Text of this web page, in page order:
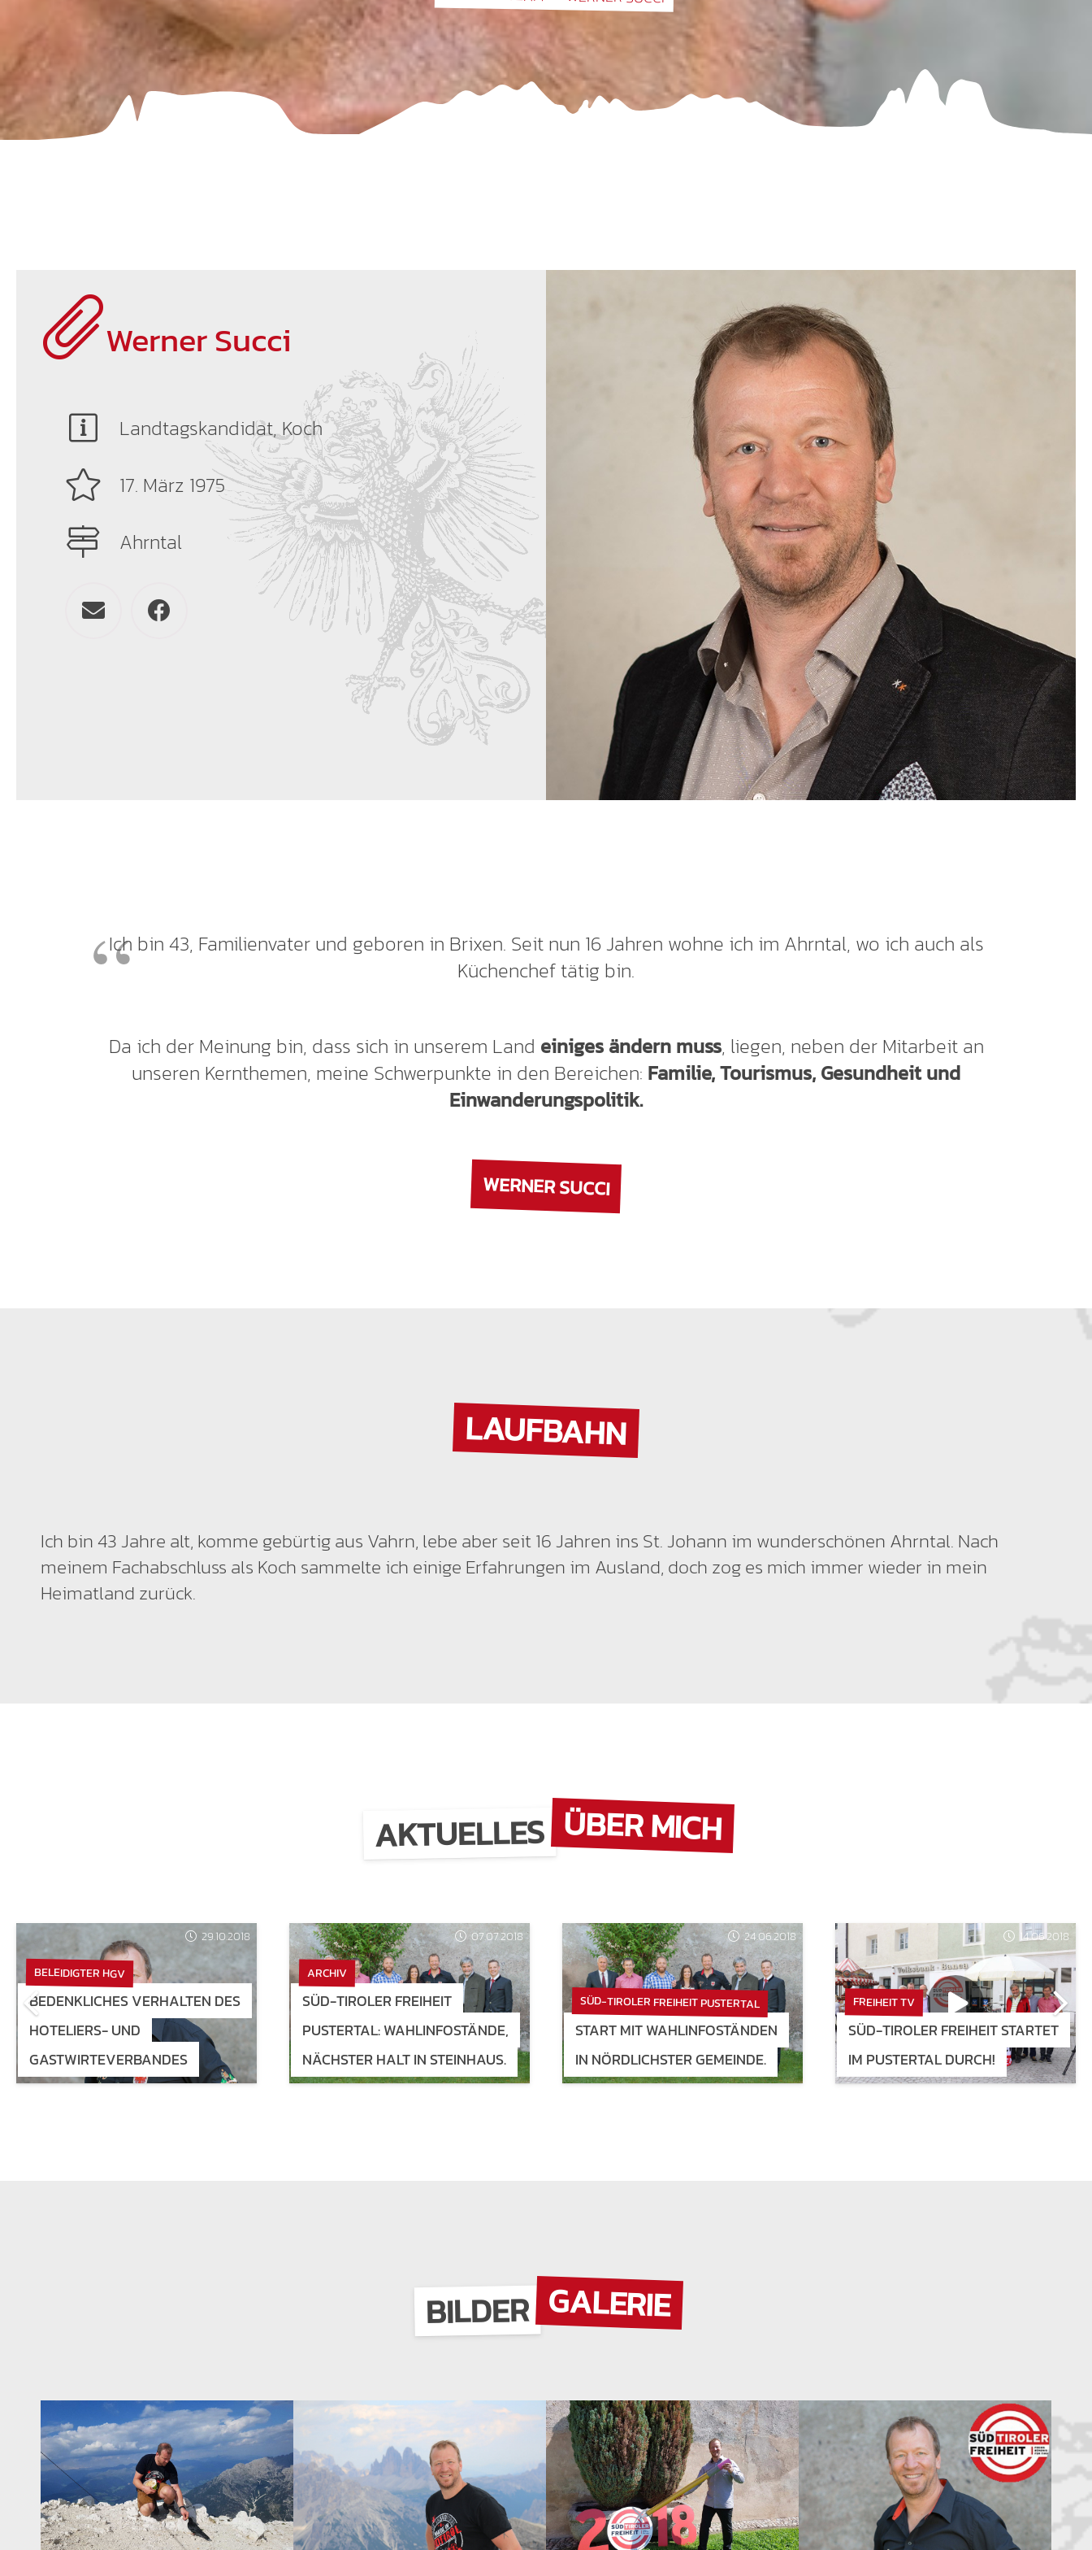
Werner Succi
Landtagskandidat, Koch
17. März 1975
Ahrntal
Ich bin 43, Familienvater und geboren in Brixen. Seit nun 16 Jahren wohne ich im Ahrntal, wo ich auch als
Küchenchef tätig bin.
Da ich der Meinung bin, dass sich in unserem Land einiges ändern muss, liegen, neben der Mitarbeit an
unseren Kernthemen, meine Schwerpunkte in den Bereichen: Familie, Tourismus, Gesundheit und
Einwanderungspolitik.
WERNER SUCCI
LAUFBAHN
Ich bin 43 Jahre alt, komme gebürtig aus Vahrn, lebe aber seit 16 Jahren ins St. Johann im wunderschönen Ahrntal. Nach
meinem Fachabschluss als Koch sammelte ich einige Erfahrungen im Ausland, doch zog es mich immer wieder in mein
Heimatland zurück.
AKTUELLES ÜBER MICH
29.10.2018
BELEIDIGTER HGV
BEDENKLICHES VERHALTEN DES
HOTELIERS- UND
GASTWIRTEVERBANDES
07.07.2018
ARCHIV
SÜD-TIROLER FREIHEIT
PUSTERTAL: WAHLINFOSTÄNDE,
NÄCHSTER HALT IN STEINHAUS.
24.06.2018
SÜD-TIROLER FREIHEIT PUSTERTAL
START MIT WAHLINFOSTÄNDEN
IN NÖRDLICHSTER GEMEINDE.
14.06.2018
FREIHEIT TV
SÜD-TIROLER FREIHEIT STARTET
IM PUSTERTAL DURCH!
BILDER GALERIE